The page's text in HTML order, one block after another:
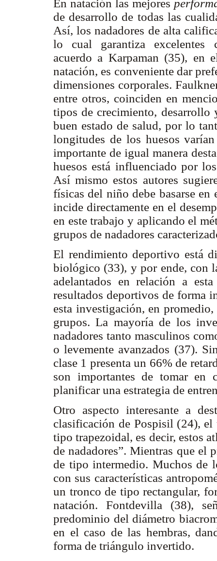
En natación las mejores
de desarrollo de todas las
Así, los nadadores de alta
lo cual garantiza excelentes
acuerdo a Karpaman (35), en
natación, es conveniente dar
dimensiones corporales.
entre otros, coinciden en
tipos de crecimiento,
buen estado de salud, por lo
longitudes de los huesos
importante de igual manera
huesos está influenciado por
Así mismo estos autores
físicas del niño debe basarse
incide directamente en el
en este trabajo y aplicando el
grupos de nadadores
El rendimiento deportivo está
biológico (33), y por ende, con
adelantados en relación a
resultados deportivos de forma
esta investigación, en
grupos. La mayoría de los
nadadores tanto masculinos
o levemente avanzados (37).
clase 1 presenta un 66% de
son importantes de tomar en
planificar una estrategia de
Otro aspecto interesante a
clasificación de Pospisil (24), el
tipo trapezoidal, es decir, estos
de nadadores”. Mientras que el
de tipo intermedio. Muchos de
con sus características
un tronco de tipo rectangular,
natación. Fontdevilla (38),
predominio del diámetro
en el caso de las hembras,
forma de triángulo invertido.